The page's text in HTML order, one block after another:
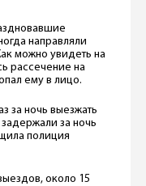
направляли
можно увидеть на
рассечение на
ему в лицо.
за ночь выезжать
за ночь
полиция
около 15